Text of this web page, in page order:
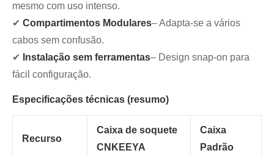
mesmo com uso intenso.
✔ Compartimentos Modulares– Adapta-se a vários
cabos sem confusão.
✔ Instalação sem ferramentas– Design snap-on para
fácil configuração.
Especificações técnicas (resumo)
Recurso
Caixa de soquete
CNKEEYA
Caixa
Padrão